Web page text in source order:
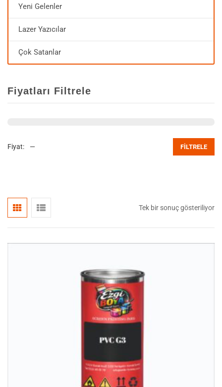
Yeni Gelenler
Lazer Yazıcılar
Çok Satanlar
Fiyatları Filtrele
FILTRELE
Fiyat: —
Tek bir sonuç gösteriliyor